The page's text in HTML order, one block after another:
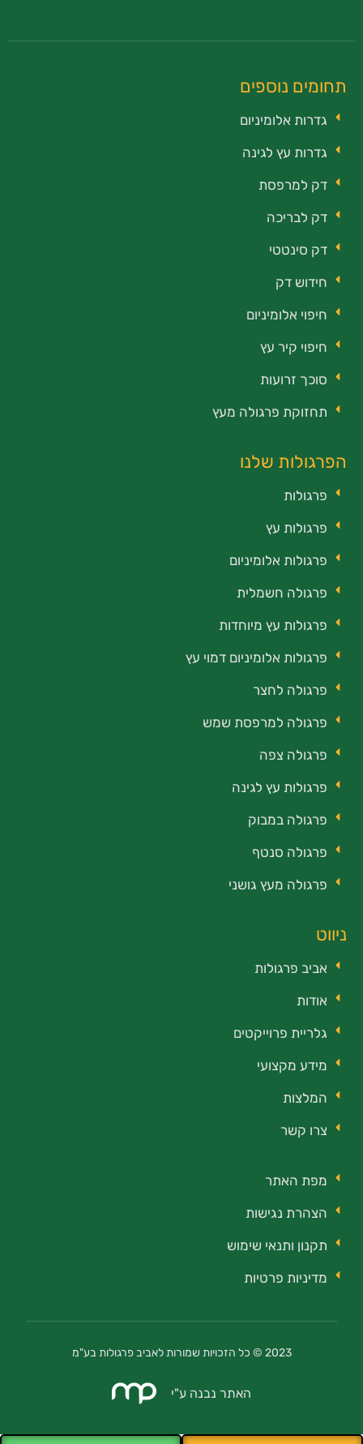
ניווט
אביב פרגולות
אודות
גלריית פרוייקטים
מידע מקצועי
המלצות
צרו קשר
מפת האתר
הצהרת נגישות
תקנון ותנאי שימוש
מדיניות פרטיות
הפרגולות שלנו
פרגולות
פרגולות עץ
פרגולות אלומיניום
פרגולה חשמלית
פרגולות עץ מיוחדות
פרגולות אלומיניום דמוי עץ
פרגולה לחצר
פרגולה למרפסת שמש
פרגולה צפה
פרגולות עץ לגינה
פרגולה במבוק
פרגולה סנטף
פרגולה מעץ גושני
תחומים נוספים
גדרות אלומיניום
גדרות עץ לגינה
דק למרפסת
דק לבריכה
דק סינטטי
חידוש דק
חיפוי אלומיניום
חיפוי קיר עץ
סוכך זרועות
תחזוקת פרגולה מעץ
2023 © כל הזכויות שמורות לאביב פרגולות בע"מ
האתר נבנה ע"י